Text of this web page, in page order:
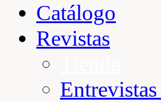
Catálogo
Revistas